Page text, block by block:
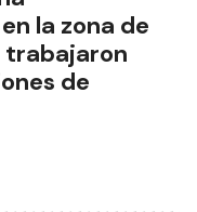
la zona de
trabajaron
de